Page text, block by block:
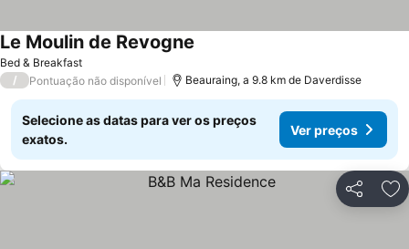
Bed & Breakfast
Le Moulin de Revogne
/ Pontuação não disponível Beauraing, a 9.8 km de Daverdisse
Selecione as datas para ver os preços
exatos.
Ver preços
Partilhar